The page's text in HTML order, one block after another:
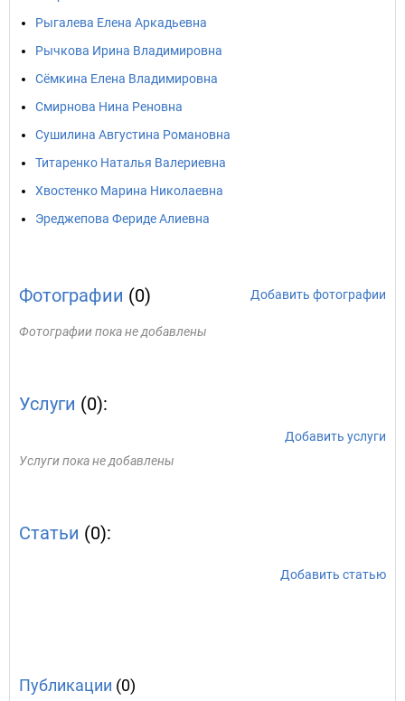
Рыгалева Елена Аркадьевна
Рычкова Ирина Владимировна
Сёмкина Елена Владимировна
Смирнова Нина Реновна
Сушилина Августина Романовна
Титаренко Наталья Валериевна
Хвостенко Марина Николаевна
Эреджепова Фериде Алиевна
Фотографии (0) Добавить фотографии
Фотографии пока не добавлены
Услуги (0):
Добавить услуги
Услуги пока не добавлены
Статьи (0):
Добавить статью
Публикации (0)